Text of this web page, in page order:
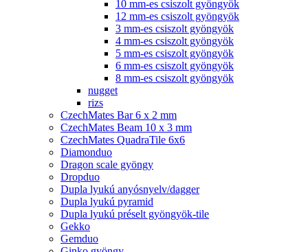
10 mm-es csiszolt gyöngyök
12 mm-es csiszolt gyöngyök
3 mm-es csiszolt gyöngyök
4 mm-es csiszolt gyöngyök
5 mm-es csiszolt gyöngyök
6 mm-es csiszolt gyöngyök
8 mm-es csiszolt gyöngyök
nugget
rizs
CzechMates Bar 6 x 2 mm
CzechMates Beam 10 x 3 mm
CzechMates QuadraTile 6x6
Diamonduo
Dragon scale gyöngy
Dropduo
Dupla lyukú anyósnyelv/dagger
Dupla lyukú pyramid
Dupla lyukú préselt gyöngyök-tile
Gekko
Gemduo